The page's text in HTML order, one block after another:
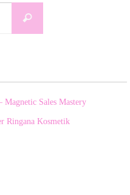
Suchen
Magnetic Sales Mastery
Ringana Kosmetik